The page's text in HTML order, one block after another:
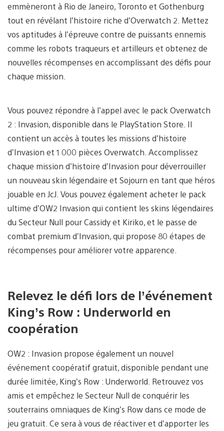
emmèneront à Rio de Janeiro, Toronto et Gothenburg
tout en révélant l’histoire riche d’Overwatch 2. Mettez
vos aptitudes à l’épreuve contre de puissants ennemis
comme les robots traqueurs et artilleurs et obtenez de
nouvelles récompenses en accomplissant des défis pour
chaque mission.
Vous pouvez répondre à l’appel avec le pack Overwatch
2 : Invasion, disponible dans le PlayStation Store. Il
contient un accès à toutes les missions d’histoire
d’Invasion et 1 000 pièces Overwatch. Accomplissez
chaque mission d’histoire d’Invasion pour déverrouiller
un nouveau skin légendaire et Sojourn en tant que héros
jouable en JcJ. Vous pouvez également acheter le pack
ultime d’OW2 Invasion qui contient les skins légendaires
du Secteur Null pour Cassidy et Kiriko, et le passe de
combat premium d’Invasion, qui propose 80 étapes de
récompenses pour améliorer votre apparence.
Relevez le défi lors de l’événement
King’s Row : Underworld en
coopération
OW2 : Invasion propose également un nouvel
événement coopératif gratuit, disponible pendant une
durée limitée, King’s Row : Underworld. Retrouvez vos
amis et empêchez le Secteur Null de conquérir les
souterrains omniaques de King’s Row dans ce mode de
jeu gratuit. Ce sera à vous de réactiver et d’apporter les